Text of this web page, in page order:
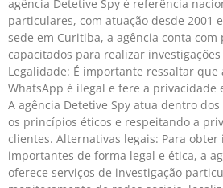
agência Detetive Spy é referência
particulares, com atuação desde 2001
sede em Curitiba, a agência conta com
capacitados para realizar
Legalidade: É importante ressaltar que
WhatsApp é ilegal e fere a
A agência Detetive Spy atua dentro
os princípios éticos e respeitando a
clientes. Alternativas legais: Para obter
importantes de forma legal e ética, a
oferece serviços de investigação